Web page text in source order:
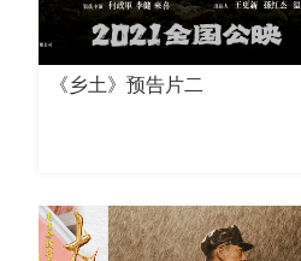
《乡土》预告片二